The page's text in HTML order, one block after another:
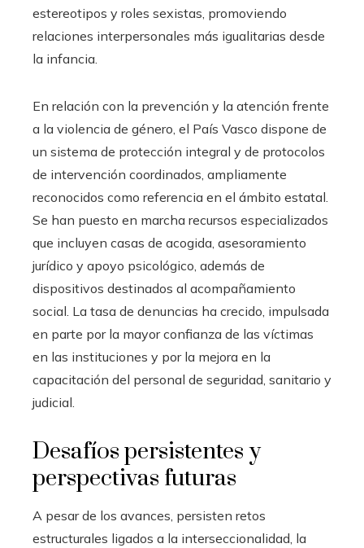
estereotipos y roles sexistas, promoviendo
relaciones interpersonales más igualitarias desde
la infancia.
En relación con la prevención y la atención frente
a la violencia de género, el País Vasco dispone de
un sistema de protección integral y de protocolos
de intervención coordinados, ampliamente
reconocidos como referencia en el ámbito estatal.
Se han puesto en marcha recursos especializados
que incluyen casas de acogida, asesoramiento
jurídico y apoyo psicológico, además de
dispositivos destinados al acompañamiento
social. La tasa de denuncias ha crecido, impulsada
en parte por la mayor confianza de las víctimas
en las instituciones y por la mejora en la
capacitación del personal de seguridad, sanitario y
judicial.
Desafíos persistentes y
perspectivas futuras
A pesar de los avances, persisten retos
estructurales ligados a la interseccionalidad, la